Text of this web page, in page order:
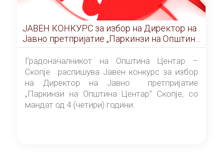
ЈАВЕН КОНКУРС за избор на Директор на
Јавно претпријатие „Паркинзи на Општина
Центар“ – Скопје
Градоначалникот на Општина Центар –
Скопје распишува Јавен конкурс за избор
на Директор на Јавно претпријатие
„Паркинзи на Општина Центар“ Скопје, со
мандат од 4 (четири) години.